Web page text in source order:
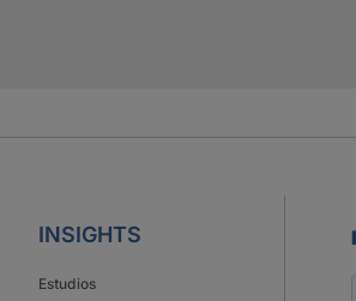
INSIGHTS
Estudios